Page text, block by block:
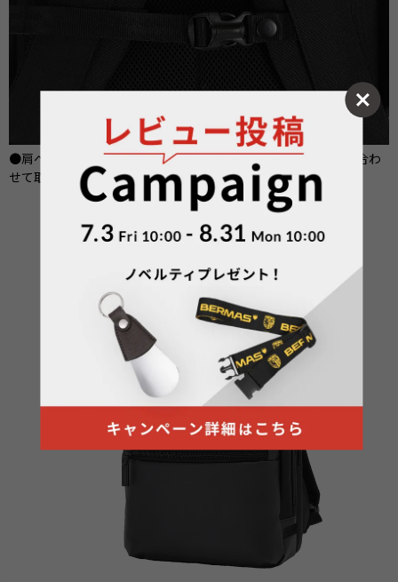
●肩ベルトのずり落ちを防ぐチェストベルトを付属。シーンに合わ
せて取り外しもでき、快適にお使いいただけます。